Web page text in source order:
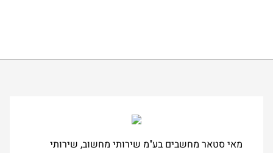
מאי סטאר מחשבים בע"מ שירותי מחשוב, שירותי